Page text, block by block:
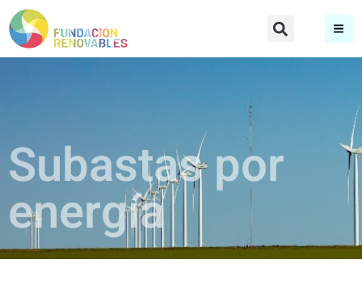
Subastas por
energía